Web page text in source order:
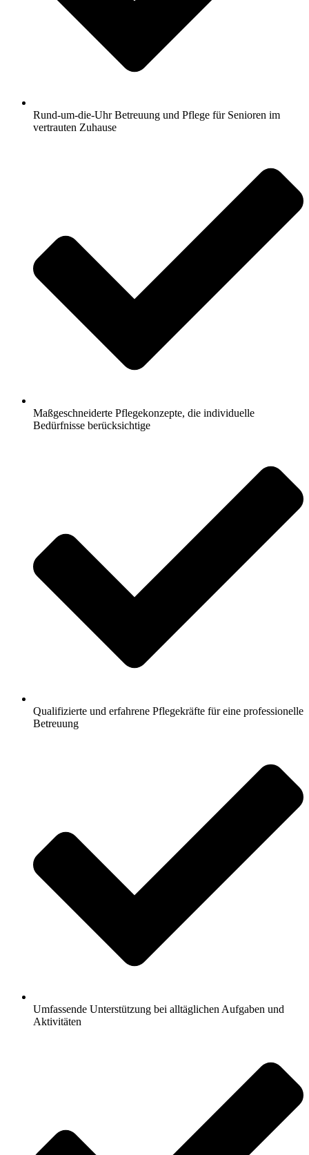
Rund-um-die-Uhr Betreuung und Pflege für Senioren im
vertrauten Zuhause
Maßgeschneiderte Pflegekonzepte, die individuelle
Bedürfnisse berücksichtige
Qualifizierte und erfahrene Pflegekräfte für eine professionelle
Betreuung
Umfassende Unterstützung bei alltäglichen Aufgaben und
Aktivitäten